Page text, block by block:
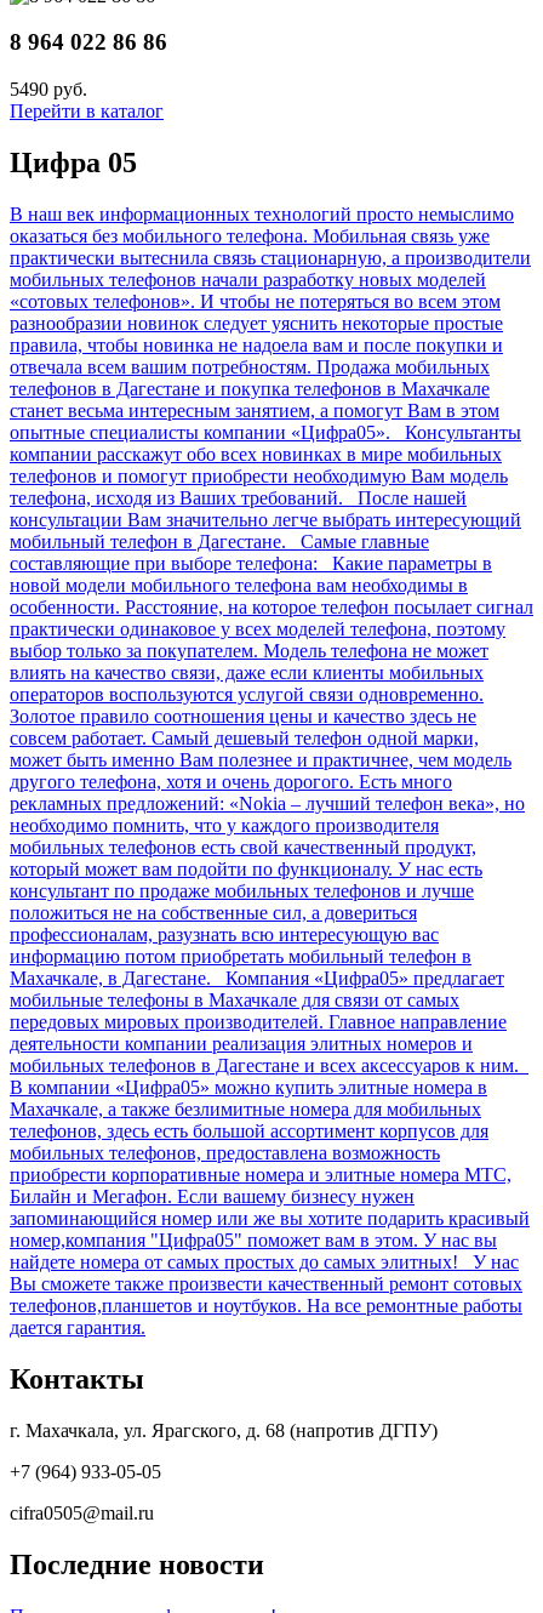
8 964 022 86 86
5490 руб.
Перейти в каталог
Цифра 05
В наш век информационных технологий просто немыслимо
оказаться без мобильного телефона. Мобильная связь уже
практически вытеснила связь стационарную, а производители
мобильных телефонов начали разработку новых моделей
«сотовых телефонов». И чтобы не потеряться во всем этом
разнообразии новинок следует уяснить некоторые простые
правила, чтобы новинка не надоела вам и после покупки и
отвечала всем вашим потребностям. Продажа мобильных
телефонов в Дагестане и покупка телефонов в Махачкале
станет весьма интересным занятием, а помогут Вам в этом
опытные специалисты компании «Цифра05». Консультанты
компании расскажут обо всех новинках в мире мобильных
телефонов и помогут приобрести необходимую Вам модель
телефона, исходя из Ваших требований. После нашей
консультации Вам значительно легче выбрать интересующий
мобильный телефон в Дагестане. Самые главные
составляющие при выборе телефона: Какие параметры в
новой модели мобильного телефона вам необходимы в
особенности. Расстояние, на которое телефон посылает сигнал
практически одинаковое у всех моделей телефона, поэтому
выбор только за покупателем. Модель телефона не может
влиять на качество связи, даже если клиенты мобильных
операторов воспользуются услугой связи одновременно.
Золотое правило соотношения цены и качество здесь не
совсем работает. Самый дешевый телефон одной марки,
может быть именно Вам полезнее и практичнее, чем модель
другого телефона, хотя и очень дорогого. Есть много
рекламных предложений: «Nokia – лучший телефон века», но
необходимо помнить, что у каждого производителя
мобильных телефонов есть свой качественный продукт,
который может вам подойти по функционалу. У нас есть
консультант по продаже мобильных телефонов и лучше
положиться не на собственные сил, а довериться
профессионалам, разузнать всю интересующую вас
информацию потом приобретать мобильный телефон в
Махачкале, в Дагестане. Компания «Цифра05» предлагает
мобильные телефоны в Махачкале для связи от самых
передовых мировых производителей. Главное направление
деятельности компании реализация элитных номеров и
мобильных телефонов в Дагестане и всех аксессуаров к ним.
В компании «Цифра05» можно купить элитные номера в
Махачкале, а также безлимитные номера для мобильных
телефонов, здесь есть большой ассортимент корпусов для
мобильных телефонов, предоставлена возможность
приобрести корпоративные номера и элитные номера МТС,
Билайн и Мегафон. Если вашему бизнесу нужен
запоминающийся номер или же вы хотите подарить красивый
номер,компания "Цифра05" поможет вам в этом. У нас вы
найдете номера от самых простых до самых элитных! У нас
Вы сможете также произвести качественный ремонт сотовых
телефонов,планшетов и ноутбуков. На все ремонтные работы
дается гарантия.
Контакты
г. Махачкала, ул. Ярагского, д. 68 (напротив ДГПУ)
+7 (964) 933-05-05
cifra0505@mail.ru
Последние новости